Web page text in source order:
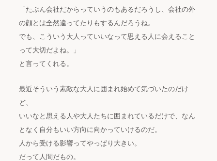
「たぶん会社だからっていうのもあるだろうし、会社の外
の顔とは全然違ってたりもするんだろうね。
でも、こういう大人っていいなって思える人に会えること
って大切だよね。」
と言ってくれる。
最近そういう素敵な大人に囲まれ始めて気づいたのだけ
ど、
いいなと思える人や大人たちに囲まれているだけで、なん
となく自分もいい方向に向かっていけるのだ。
人から受ける影響ってやっぱり大きい。
だって人間だもの。